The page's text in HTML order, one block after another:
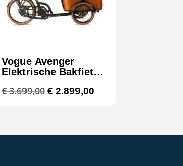
Vogue Avenger
Elektrische Bakfiets
€3.699,00 Oorspronkelijke
€ 2.899,00Huidige